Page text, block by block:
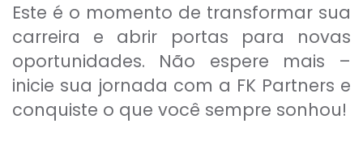
Este é o momento de transformar sua
carreira e abrir portas para novas
oportunidades. Não espere mais –
inicie sua jornada com a FK Partners e
conquiste o que você sempre sonhou!